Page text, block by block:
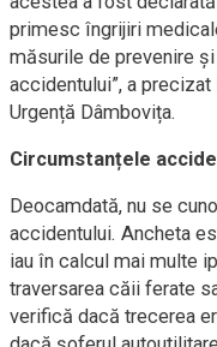
primesc îngrijiri
măsurile de prevenire
accidentului”, a
Urgență Dâmbovița.
Circumstanțele
Deocamdată, nu se
accidentului. Ancheta
iau în calcul mai multe
traversarea căii ferate
verifică dacă trecerea